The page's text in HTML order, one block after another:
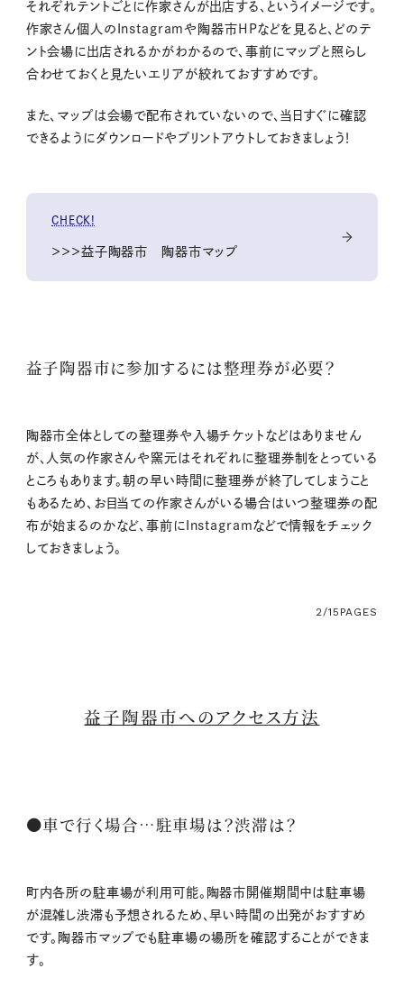
それぞれテントごとに作家さんが出店する、というイメージです。
作家さん個人のInstagramや陶器市HPなどを見ると、どのテ
ント会場に出店されるかがわかるので、事前にマップと照らし
合わせておくと見たいエリアが絞れておすすめです。
また、マップは会場で配布されていないので、当日すぐに確認
できるようにダウンロードやプリントアウトしておきましょう！
CHECK!
＞＞＞益子陶器市 陶器市マップ
益子陶器市に参加するには整理券が必要？
陶器市全体としての整理券や入場チケットなどはありません
が、人気の作家さんや窯元はそれぞれに整理券制をとっている
ところもあります。朝の早い時間に整理券が終了してしまうこと
もあるため、お目当ての作家さんがいる場合はいつ整理券の配
布が始まるのかなど、事前にInstagramなどで情報をチェック
しておきましょう。
2/15 PAGES
益子陶器市へのアクセス方法
●車で行く場合…駐車場は？渋滞は？
町内各所の駐車場が利用可能。陶器市開催期間中は駐車場
が混雑し渋滞も予想されるため、早い時間の出発がおすすめ
です。陶器市マップでも駐車場の場所を確認することができま
す。